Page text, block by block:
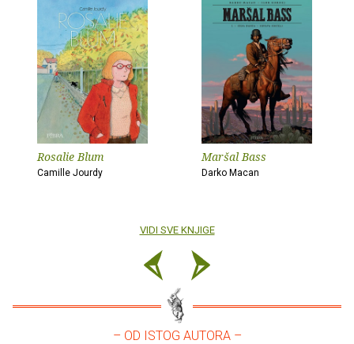
Rosalie Blum
Camille Jourdy
Maršal Bass
Darko Macan
VIDI SVE KNJIGE
– OD ISTOG AUTORA –